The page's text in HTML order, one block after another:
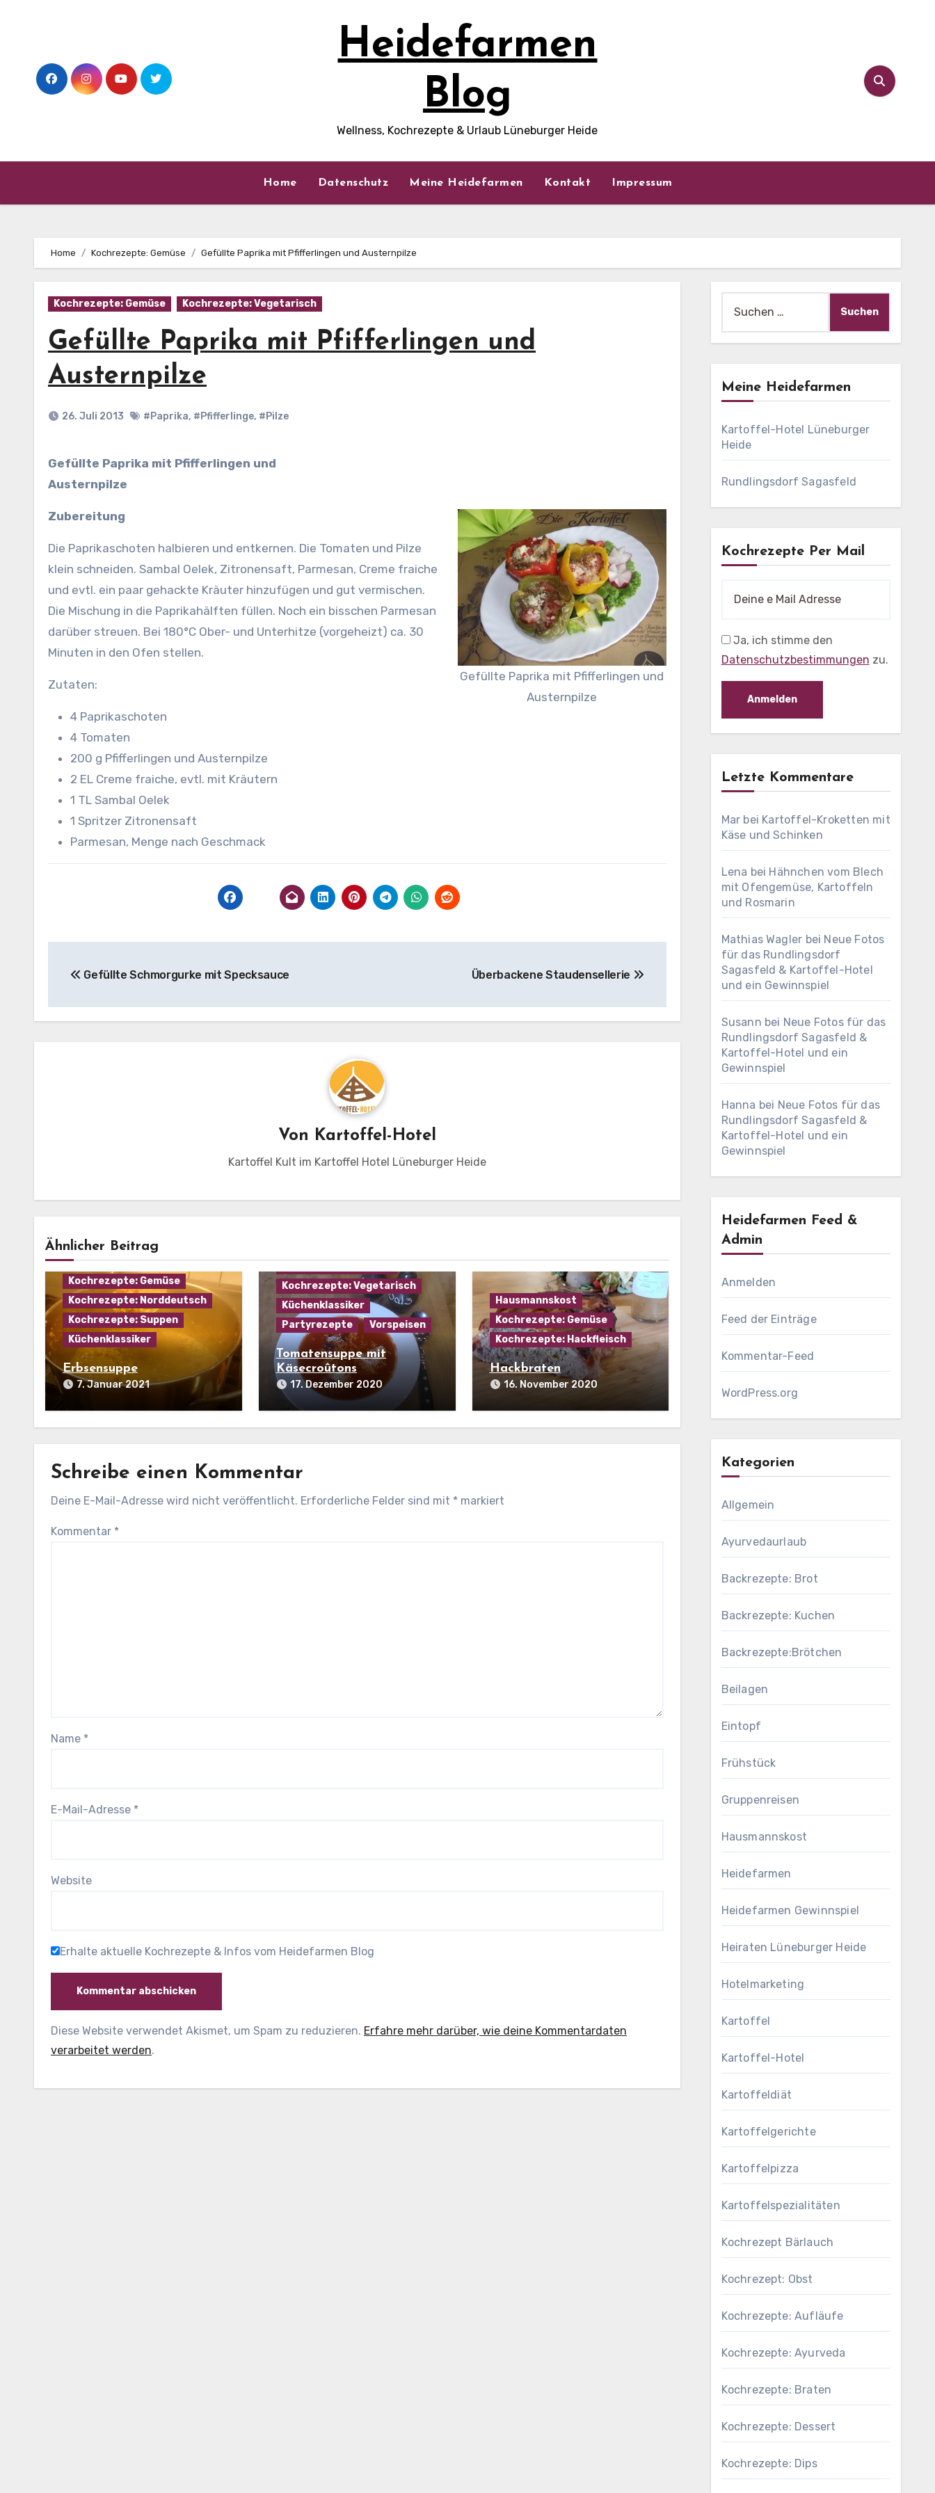
Heidefarmen
Blog
Wellness, Kochrezepte & Urlaub Lüneburger Heide
Home Datenschutz Meine Heidefarmen Kontakt Impressum
Home Kochrezepte: Gemüse Gefüllte Paprika mit Pfifferlingen und Austernpilze
Kochrezepte: Gemüse Kochrezepte: Vegetarisch
Gefüllte Paprika mit Pfifferlingen und
Austernpilze
26. Juli 2013 #Paprika, #Pfifferlinge, #Pilze
Gefüllte Paprika mit Pfifferlingen und
Austernpilze
Gefüllte Paprika mit Pfifferlingen und
Austernpilze
Zubereitung
Die Paprikaschoten halbieren und entkernen. Die Tomaten und Pilze
klein schneiden. Sambal Oelek, Zitronensaft, Parmesan, Creme fraiche
und evtl. ein paar gehackte Kräuter hinzufügen und gut vermischen.
Die Mischung in die Paprikahälften füllen. Noch ein bisschen Parmesan
darüber streuen. Bei 180°C Ober- und Unterhitze (vorgeheizt) ca. 30
Minuten in den Ofen stellen.
Zutaten:
4 Paprikaschoten
4 Tomaten
200 g Pfifferlingen und Austernpilze
2 EL Creme fraiche, evtl. mit Kräutern
1 TL Sambal Oelek
1 Spritzer Zitronensaft
Parmesan, Menge nach Geschmack
Gefüllte Schmorgurke mit Specksauce Überbackene Staudensellerie
Von Kartoffel-Hotel
Kartoffel Kult im Kartoffel Hotel Lüneburger Heide
Ähnlicher Beitrag
Eintopf
Hausmannskost
Kochrezepte: Fleisch
Kochrezepte: Gemüse
Kochrezepte: Norddeutsch
Kochrezepte: Suppen
Küchenklassiker
Erbsensuppe
7. Januar 2021
Kochrezepte: Vegetarisch
Küchenklassiker
Partyrezepte
Vorspeisen
Tomatensuppe mit
Käsecroûtons
17. Dezember 2020
Hausmannskost
Kochrezepte: Gemüse
Kochrezepte: Hackfleisch
Hackbraten
16. November 2020
Schreibe einen Kommentar
Deine E-Mail-Adresse wird nicht veröffentlicht. Erforderliche Felder sind mit * markiert
Kommentar *
Name *
E-Mail-Adresse *
Website
Erhalte aktuelle Kochrezepte & Infos vom Heidefarmen Blog
Diese Website verwendet Akismet, um Spam zu reduzieren. Erfahre mehr darüber, wie deine Kommentardaten
verarbeitet werden.
nach:
Meine Heidefarmen
Kartoffel-Hotel Lüneburger
Heide
Rundlingsdorf Sagasfeld
Kochrezepte Per Mail
Ja, ich stimme den
Datenschutzbestimmungen zu.
Letzte Kommentare
Mar bei Kartoffel-Kroketten mit
Käse und Schinken
Lena bei Hähnchen vom Blech
mit Ofengemüse, Kartoffeln
und Rosmarin
Mathias Wagler bei Neue Fotos
für das Rundlingsdorf
Sagasfeld & Kartoffel-Hotel
und ein Gewinnspiel
Susann bei Neue Fotos für das
Rundlingsdorf Sagasfeld &
Kartoffel-Hotel und ein
Gewinnspiel
Hanna bei Neue Fotos für das
Rundlingsdorf Sagasfeld &
Kartoffel-Hotel und ein
Gewinnspiel
Heidefarmen Feed &
Admin
Anmelden
Feed der Einträge
Kommentar-Feed
WordPress.org
Kategorien
Allgemein
Ayurvedaurlaub
Backrezepte: Brot
Backrezepte: Kuchen
Backrezepte:Brötchen
Beilagen
Eintopf
Frühstück
Gruppenreisen
Hausmannskost
Heidefarmen
Heidefarmen Gewinnspiel
Heiraten Lüneburger Heide
Hotelmarketing
Kartoffel
Kartoffel-Hotel
Kartoffeldiät
Kartoffelgerichte
Kartoffelpizza
Kartoffelspezialitäten
Kochrezept Bärlauch
Kochrezept: Obst
Kochrezepte: Aufläufe
Kochrezepte: Ayurveda
Kochrezepte: Braten
Kochrezepte: Dessert
Kochrezepte: Dips